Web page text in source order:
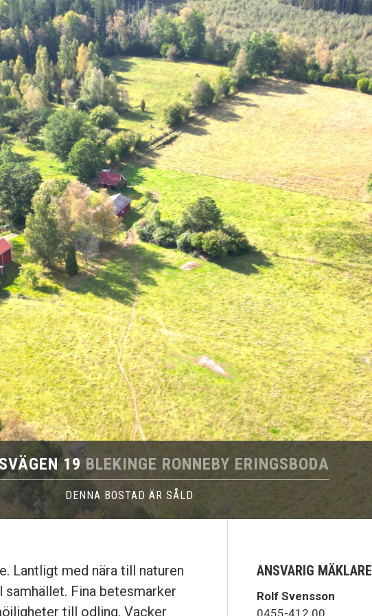
19BLEKINGE RONNEBY ERINGSBODA
DENNA BOSTAD ÄR SÅLD
Lantligt med nära till naturen
samhället. Fina betesmarker
till odling. Vacker
ANSVARIG MÄKLARE
Rolf Svensson
0455-412 00